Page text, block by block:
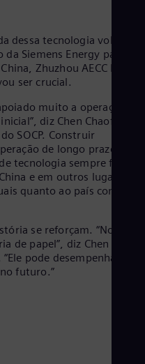
dessa tecnologia voltada
Siemens Energy para
Zhuzhou AECC PST
ser crucial.
muito a operação
diz Chen Chaofeng,
SOCP. Construir
de longo prazo com
tecnologia sempre foi a
e em outros lugares,
quanto ao país como um
se reforçam. “Nosso
de papel”, diz Chen sobre
pode desempenhar um
futuro.”